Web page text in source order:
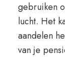
gebruiken
lucht. Het
aandelen
van je